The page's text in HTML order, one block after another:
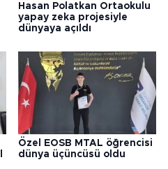
Hasan Polatkan Ortaokulu
yapay zeka projesiyle
dünyaya açıldı
Özel EOSB MTAL öğrencisi
dünya üçüncüsü oldu